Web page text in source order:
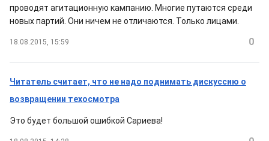
проводят агитационную кампанию. Многие путаются среди
новых партий. Они ничем не отличаются. Только лицами.
18.08.2015, 15:59 0
Читатель считает, что не надо поднимать дискуссию о
возвращении техосмотра
Это будет большой ошибкой Сариева!